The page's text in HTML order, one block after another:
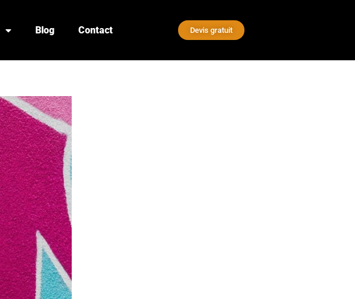
Blog Contact Devis gratuit